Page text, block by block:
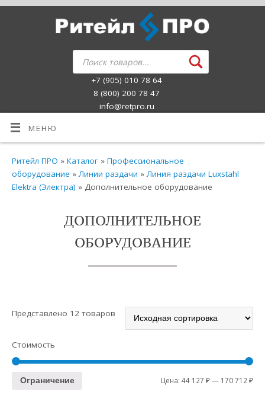
+7 (905) 010 78 64
8 (800) 200 78 47
info@retpro.ru
МЕНЮ
Ритейл ПРО »Каталог »Профессиональное
оборудование »Линии раздачи »Линия раздачи Luxstahl
Elektra (Электра) » Дополнительное оборудование
ДОПОЛНИТЕЛЬНОЕ
ОБОРУДОВАНИЕ
Представлено 12 товаров
Стоимость
Ограничение Цена: 44 127 ₽— 170 712 ₽